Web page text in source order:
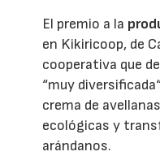
El premio a la
en Kikiricoop, de
cooperativa que
“muy
crema de
ecológicas y
arándanos.